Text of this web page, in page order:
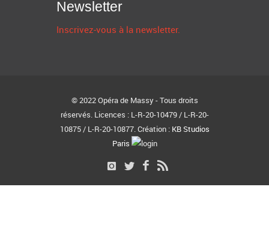
Newsletter
Inscrivez-vous à la newsletter.
© 2022 Opéra de Massy - Tous droits
réservés. Licences : L-R-20-10479 / L-R-20-
10875 / L-R-20-10877. Création : KB Studios
Paris